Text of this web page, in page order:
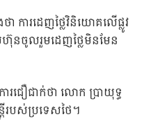
ការដេញថ្លៃវិនិយោគលើផ្លូវ
ហ៊ុនចូលរួមដេញថ្លៃមិនមែន
រជឿជាក់ថា លោក ប្រាយុទ្ធ
រីរបស់ប្រទេសថៃ។